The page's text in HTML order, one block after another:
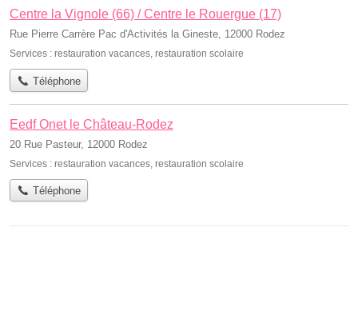
Centre la Vignole (66) / Centre le Rouergue (17)
Rue Pierre Carrère Pac d'Activités la Gineste, 12000 Rodez
Services : restauration vacances, restauration scolaire
Téléphone
Eedf Onet le Château-Rodez
20 Rue Pasteur, 12000 Rodez
Services : restauration vacances restauration scolaire
Téléphone